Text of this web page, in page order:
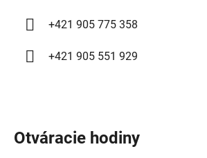
+421 905 775 358
+421 905 551 929
Otváracie hodiny